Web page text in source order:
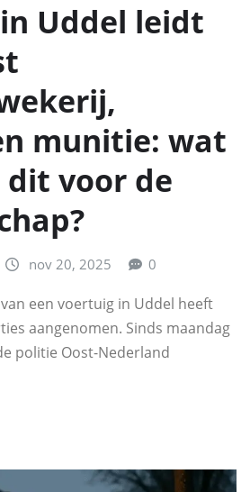
Uddel leidt
munitie: wat
voor de
nov 20, 2025 0
een voertuig in Uddel heeft
aangenomen. Sinds maandag
politie Oost-Nederland